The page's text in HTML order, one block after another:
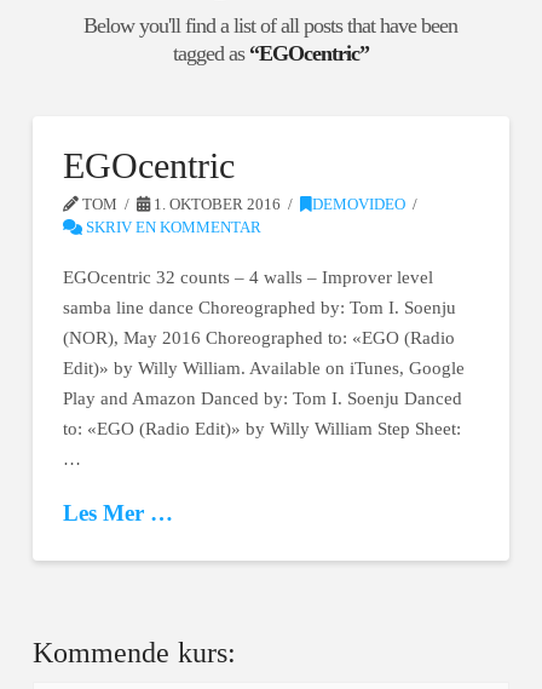
Below you'll find a list of all posts that have been
tagged as “EGOcentric”
EGOcentric
TOM 1. OKTOBER 2016
DEMOVIDEO
SKRIV EN KOMMENTAR
EGOcentric 32 counts – 4 walls – Improver level
samba line dance Choreographed by: Tom I. Soenju
(NOR), May 2016 Choreographed to: «EGO (Radio
Edit)» by Willy William. Available on iTunes, Google
Play and Amazon Danced by: Tom I. Soenju Danced
to: «EGO (Radio Edit)» by Willy William Step Sheet:
…
Les Mer …
Kommende kurs: